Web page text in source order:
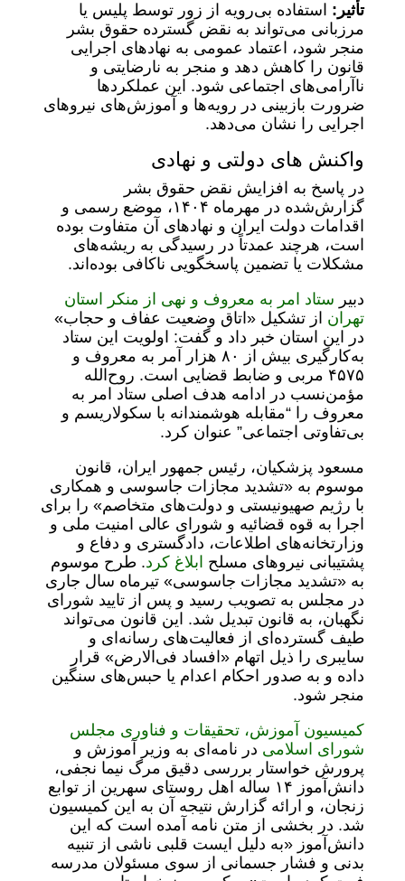
تأثیر: استفاده بی‌رویه از زور توسط پلیس یا
مرزبانی می‌تواند به نقض گسترده حقوق بشر
منجر شود، اعتماد عمومی به نهادهای اجرایی
قانون را کاهش دهد و منجر به نارضایتی و
ناآرامی‌های اجتماعی شود. این عملکردها
ضرورت بازبینی در رویه‌ها و آموزش‌های نیروهای
اجرایی را نشان می‌دهد.
واکنش های دولتی و نهادی
در پاسخ به افزایش نقض حقوق بشر
گزارش‌شده در مهرماه ۱۴۰۴، موضع رسمی و
اقدامات دولت ایران و نهادهای آن متفاوت بوده
است، هرچند عمدتاً در رسیدگی به ریشه‌های
مشکلات یا تضمین پاسخگویی ناکافی بوده‌اند.
دبیر ستاد امر به معروف و نهی از منکر استان
تهران از تشکیل «اتاق وضعیت عفاف و حجاب»
در این استان خبر داد و گفت: اولویت این ستاد
به‌کارگیری بیش از ۸۰ هزار آمر به معروف و
۴۵۷۵ مربی و ضابط قضایی است. روح‌الله
مؤمن‌نسب در ادامه هدف اصلی ستاد امر به
معروف را “مقابله هوشمندانه با سکولاریسم و
بی‌تفاوتی اجتماعی” عنوان کرد.
مسعود پزشکیان، رئیس جمهور ایران، قانون
موسوم به «تشدید مجازات جاسوسی و همکاری
با رژیم صهیونیستی و دولت‌های متخاصم» را برای
اجرا به قوه قضائیه و شورای عالی امنیت ملی و
وزارتخانه‌های اطلاعات، دادگستری و دفاع و
پشتیبانی نیروهای مسلح ابلاغ کرد. طرح موسوم
به «تشدید مجازات جاسوسی» تیرماه سال جاری
در مجلس به تصویب رسید و پس از تایید شورای
نگهبان، به قانون تبدیل شد. این قانون می‌تواند
طیف گسترده‌ای از فعالیت‌های رسانه‌ای و
سایبری را ذیل اتهام «افساد فی‌الارض» قرار
داده و به صدور احکام اعدام یا حبس‌های سنگین
منجر شود.
کمیسیون آموزش، تحقیقات و فناوری مجلس
شورای اسلامی در نامه‌ای به وزیر آموزش و
پرورش خواستار بررسی دقیق مرگ نیما نجفی،
دانش‌آموز ۱۴ ساله اهل روستای سهرین از توابع
زنجان، و ارائه گزارش نتیجه آن به این کمیسیون
شد. در بخشی از متن نامه آمده است که این
دانش‌آموز «به دلیل ایست قلبی ناشی از تنبیه
بدنی و فشار جسمانی از سوی مسئولان مدرسه